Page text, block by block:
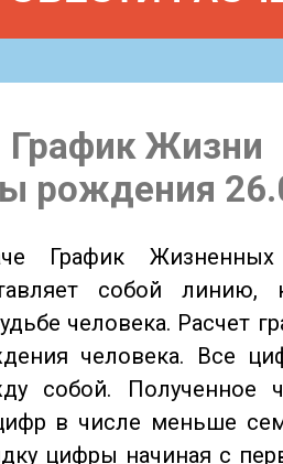
График Жизни
рождения
График
собой линию,
человека. Расчет
человека. Все
собой. Полученное
в числе меньше
цифры начиная с